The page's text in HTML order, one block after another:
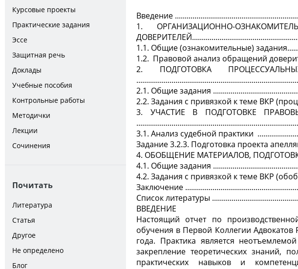
Курсовые проекты
Практические задания
Эссе
Защитная речь
Доклады
Учебные пособия
Контрольные работы
Методички
Лекции
Сочинения
Почитать
Литература
Статья
Другое
Не определено
Блог
Введение
1. ОРГАНИЗАЦИОННО-
1.1. Общие (ознакомительные)
1.2. Правовой анализ обращений
2. ПОДГОТОВКА
2.1. Общие задания
2.2. Задания с привязкой к теме ВКР
3. УЧАСТИЕ В ПОДГОТОВКЕ
3.1. Анализ судебной практики
Задание 3.2.3. Подготовка проекта
4. ОБОБЩЕНИЕ МАТЕРИАЛОВ,
4.1. Общие задания
4.2. Задания с привязкой к теме ВКР
Заключение
Список литературы
ВВЕДЕНИЕ
Настоящий отчет по
обучения в Первой Коллегии
года. Практика является
закрепление теоретических знаний,
практических навыков и